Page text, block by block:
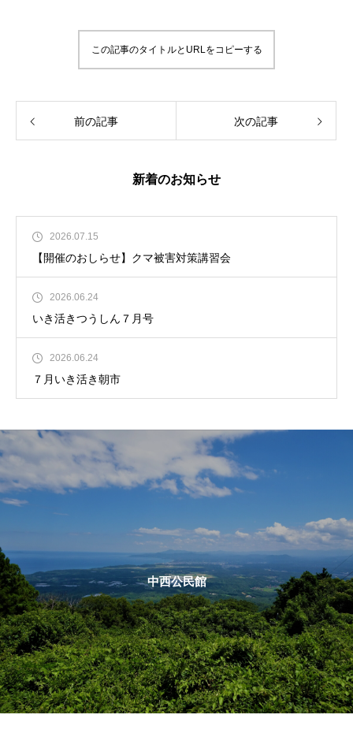
この記事のタイトルとURLをコピーする
前の記事 次の記事
新着のお知らせ
2026.07.15
【開催のおしらせ】クマ被害対策講習会
2026.06.24
いき活きつうしん７月号
2026.06.24
７月いき活き朝市
中西公民館